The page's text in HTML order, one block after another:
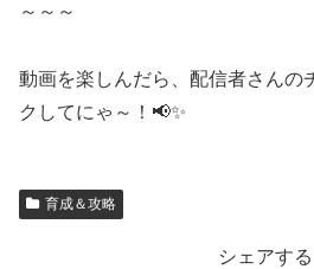
～～～
動画を楽しんだら、配信者さんの
クしてにゃ～！📢✨
育成＆攻略
シェアする